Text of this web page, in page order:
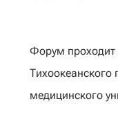
Форум проходит
Тихоокеанского
медицинского